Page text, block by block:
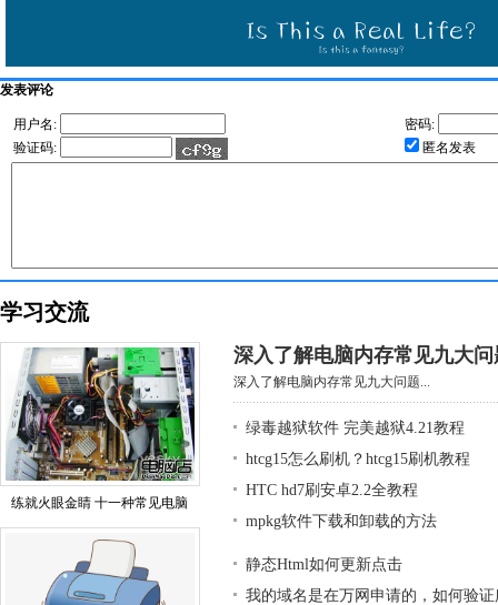
发表评论
用户名:
密码:
验证码:
匿名发表
学习交流
练就火眼金睛 十一种常见电脑
深入了解电脑内存常见九大问
深入了解电脑内存常见九大问题...
绿毒越狱软件 完美越狱4.21教程
htcg15怎么刷机？htcg15刷机教程
HTC hd7刷安卓2.2全教程
mpkg软件下载和卸载的方法
静态Html如何更新点击
我的域名是在万网申请的，如何验